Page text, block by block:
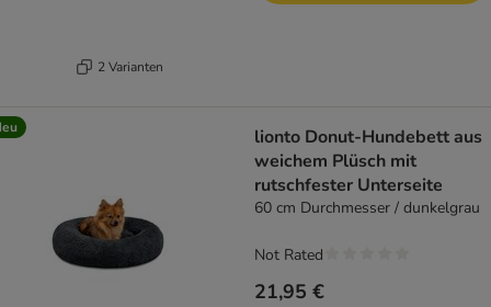
2 Varianten
lionto Donut-Hundebett aus
weichem Plüsch mit
rutschfester Unterseite
60 cm Durchmesser / dunkelgrau
21,95 €
Not Rated